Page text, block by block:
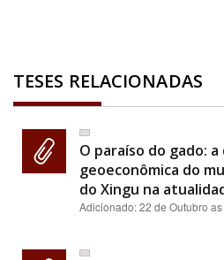
TESES RELACIONADAS
O paraíso do gado: a
geoeconômica do
do Xingu na
Adicionado:22 de Outubro